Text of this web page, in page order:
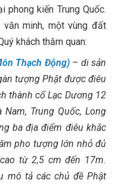
kiến Trung Quốc.
minh, một vùng đất
khách thăm quan:
Thạch Động)– di sản
tượng Phật được điêu
thành cổ Lạc Dương 12
Trung Quốc, Long
ba địa điểm điêu khắc
pho tượng lớn nhỏ đủ
từ 2,5 cm đến 17m.
mô tả các chủ đề Phật